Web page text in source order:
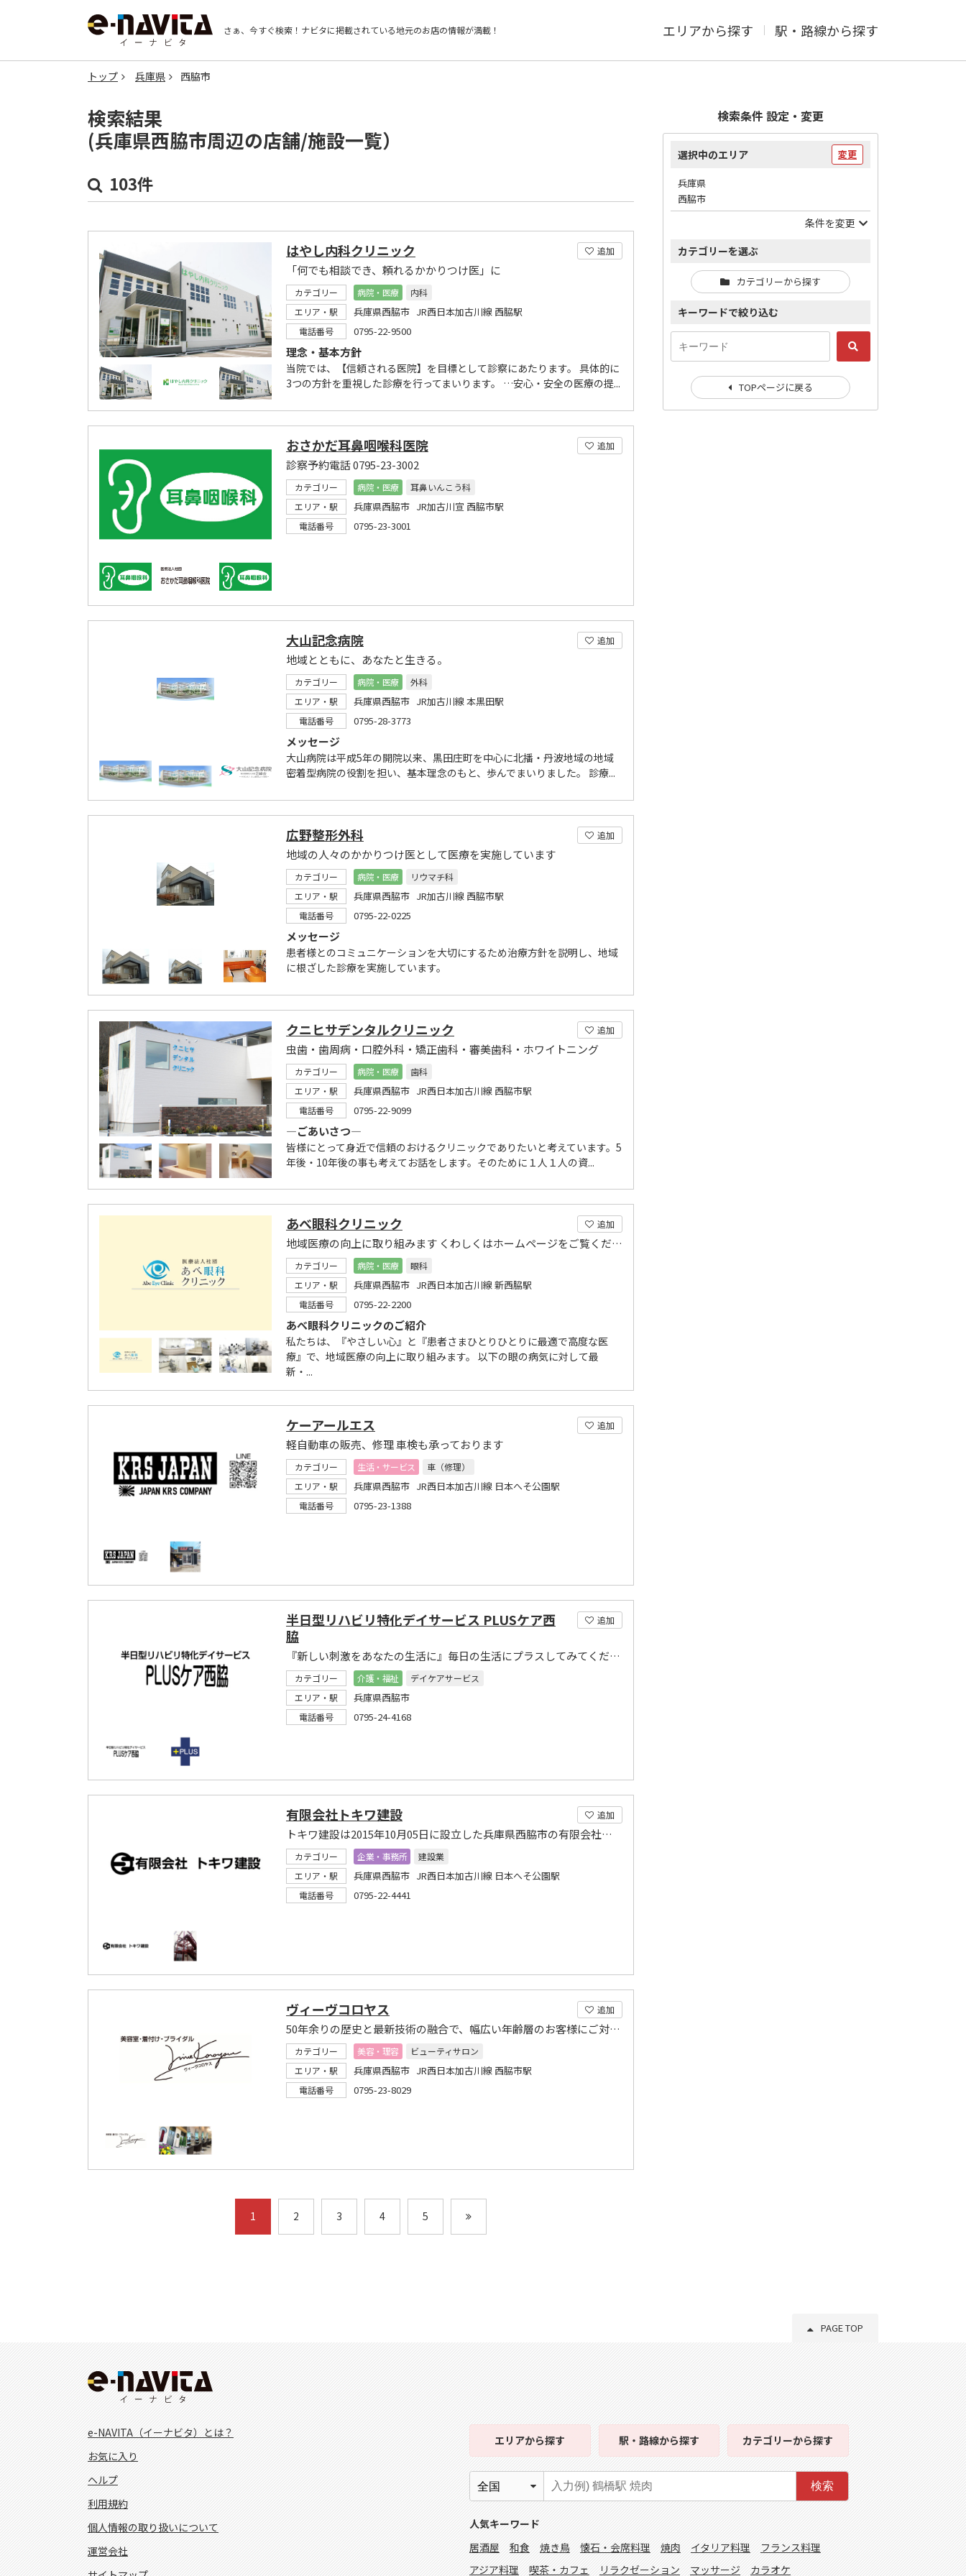
さぁ、今すぐ検索！ ナビタに掲載されている地元のお店の情報が満載！ エリアから探す 駅・路線から探す
トップ 兵庫県 西脇市
検索結果
(兵庫県西脇市周辺の店舗/施設一覧）
103件
追加
はやし内科クリニック
「何でも相談でき、頼れるかかりつけ医」に
カテゴリー 病院・医療
内科
エリア・駅
兵庫県西脇市 JR西日本加古川線 西脇駅
電話番号 0795-22-9500
理念・基本方針
当院では、【信頼される医院】を目標として診察にあたります。 具体的に
3つの方針を重視した診療を行ってまいります。 …安心・安全の医療の提...
追加
おさかだ耳鼻咽喉科医院
診察予約電話 0795-23-3002
カテゴリー 病院・医療
耳鼻いんこう科
エリア・駅
兵庫県西脇市 JR加古川宣 西脇市駅
電話番号 0795-23-3001
追加
大山記念病院
地域とともに、あなたと生きる。
カテゴリー 病院・医療
外科
エリア・駅
兵庫県西脇市 JR加古川線 本黒田駅
電話番号 0795-28-3773
メッセージ
大山病院は平成5年の開院以来、黒田庄町を中心に北播・丹波地域の地域
密着型病院の役割を担い、基本理念のもと、歩んでまいりました。 診療...
追加
広野整形外科
地域の人々のかかりつけ医として医療を実施しています
カテゴリー 病院・医療
リウマチ科
エリア・駅
兵庫県西脇市 JR加古川線 西脇市駅
電話番号 0795-22-0225
メッセージ
患者様とのコミュニケーションを大切にするため治療方針を説明し、地域
に根ざした診療を実施しています。
追加
クニヒサデンタルクリニック
虫歯・歯周病・口腔外科・矯正歯科・審美歯科・ホワイトニング
カテゴリー 病院・医療
歯科
エリア・駅
兵庫県西脇市 JR西日本加古川線 西脇市駅
電話番号 0795-22-9099
―ごあいさつ―
皆様にとって身近で信頼のおけるクリニックでありたいと考えています。5
年後・10年後の事も考えてお話をします。そのために１人１人の資...
追加
あべ眼科クリニック
地域医療の向上に取り組みます くわしくはホームページをご覧ください
カテゴリー 病院・医療
眼科
エリア・駅
兵庫県西脇市 JR西日本加古川線 新西脇駅
電話番号 0795-22-2200
あべ眼科クリニックのご紹介
私たちは、『やさしい心』と『患者さまひとりひとりに最適で高度な医
療』で、地域医療の向上に取り組みます。 以下の眼の病気に対して最
新・...
追加
ケーアールエス
軽自動車の販売、修理 車検も承っております
カテゴリー 生活・サービス
車（修理）
エリア・駅
兵庫県西脇市 JR西日本加古川線 日本へそ公園駅
電話番号 0795-23-1388
追加
半日型リハビリ特化デイサービス PLUSケア西
脇
『新しい刺激をあなたの生活に』毎日の生活にプラスしてみてください!
カテゴリー 介護・福祉
デイケアサービス
エリア・駅
兵庫県西脇市
電話番号 0795-24-4168
追加
有限会社トキワ建設
トキワ建設は2015年10月05日に設立した兵庫県西脇市の有限会社です
カテゴリー 企業・事務所
建設業
エリア・駅
兵庫県西脇市 JR西日本加古川線 日本へそ公園駅
電話番号 0795-22-4441
追加
ヴィーヴコロヤス
50年余りの歴史と最新技術の融合で、幅広い年齢層のお客様にご対応します
カテゴリー 美容・理容
ビューティサロン
エリア・駅
兵庫県西脇市 JR西日本加古川線 西脇市駅
電話番号 0795-23-8029
1 2 3 4 5
検索条件 設定・変更
選択中のエリア 変更
兵庫県
西脇市
条件を変更
カテゴリーを選ぶ
カテゴリーから探す
キーワードで絞り込む
TOPページに戻る
PAGE TOP
e-NAVITA（イーナビタ）とは？
お気に入り
ヘルプ
利用規約
個人情報の取り扱いについて
運営会社
エリアから探す 駅・路線から探す カテゴリーから探す
検索
人気キーワード
居酒屋
和食 焼き鳥 懐石・会席料理 焼肉 イタリア料理
フランス料理
アジア料理
喫茶・カフェ リラクゼーション マッサージ カラオケ